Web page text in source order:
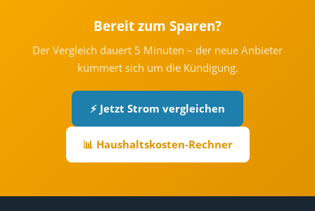
Bereit zum Sparen?
Der Vergleich dauert 5 Minuten – der neue Anbieter
kümmert sich um die Kündigung.
⚡ Jetzt Strom vergleichen
📊 Haushaltskosten-Rechner